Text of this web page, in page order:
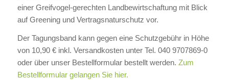
einer Greifvogel-gerechten Landbewirtschaftung mit Blick
auf Greening und Vertragsnaturschutz vor.
Der Tagungsband kann gegen eine Schutzgebühr in Höhe
von 10,90 € inkl. Versandkosten unter Tel. 040 9707869-0
oder über unser Bestellformular bestellt werden. Zum
Bestellformular gelangen Sie hier.